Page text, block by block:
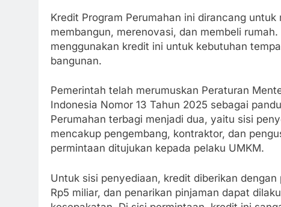
Kredit Program Perumahan ini dirancang
membangun, merenovasi, dan membeli
menggunakan kredit ini untuk kebutuhan
bangunan.
Pemerintah telah merumuskan Peraturan
Indonesia Nomor 13 Tahun 2025 sebagai
Perumahan terbagi menjadi dua, yaitu sisi
mencakup pengembang, kontraktor, dan
permintaan ditujukan kepada pelaku UMKM.
Untuk sisi penyediaan, kredit diberikan
Rp5 miliar, dan penarikan pinjaman dapat